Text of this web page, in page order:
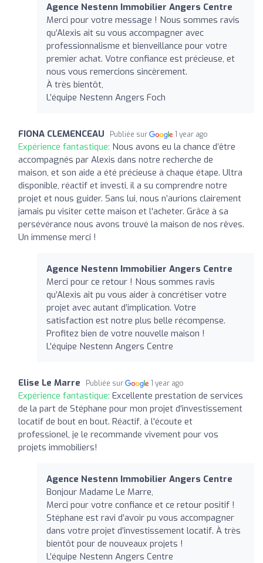
Agence Nestenn Immobilier Angers Centre
Merci pour votre message ! Nous sommes ravis
qu’Alexis ait su vous accompagner avec
professionnalisme et bienveillance pour votre
premier achat. Votre confiance est précieuse, et
nous vous remercions sincèrement.
À très bientôt,
L’équipe Nestenn Angers Foch
FIONA CLEMENCEAU Publiée sur 1 year ago
Expérience fantastique: Nous avons eu la chance d’être
accompagnés par Alexis dans notre recherche de
maison, et son aide a été précieuse à chaque étape. Ultra
disponible, réactif et investi, il a su comprendre notre
projet et nous guider. Sans lui, nous n’aurions clairement
jamais pu visiter cette maison et l'acheter. Grâce à sa
persévérance nous avons trouvé la maison de nos rêves.
Un immense merci !
Agence Nestenn Immobilier Angers Centre
Merci pour ce retour ! Nous sommes ravis
qu’Alexis ait pu vous aider à concrétiser votre
projet avec autant d’implication. Votre
satisfaction est notre plus belle récompense.
Profitez bien de votre nouvelle maison !
L’équipe Nestenn Angers Centre
Elise Le Marre Publiée sur 1 year ago
Expérience fantastique: Excellente prestation de services
de la part de Stéphane pour mon projet d'investissement
locatif de bout en bout. Réactif, à l'écoute et
professionel, je le recommande vivement pour vos
projets immobiliers!
Agence Nestenn Immobilier Angers Centre
Bonjour Madame Le Marre,
Merci pour votre confiance et ce retour positif !
Stéphane est ravi d’avoir pu vous accompagner
dans votre projet d’investissement locatif. À très
bientôt pour de nouveaux projets !
L’équipe Nestenn Angers Centre